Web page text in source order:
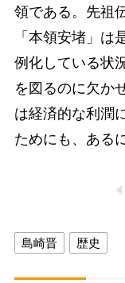
領である。先祖
「本領安堵」は
例化している状
を図るのに欠か
は経済的な利潤
ためにも、ある
島崎晋 歴史